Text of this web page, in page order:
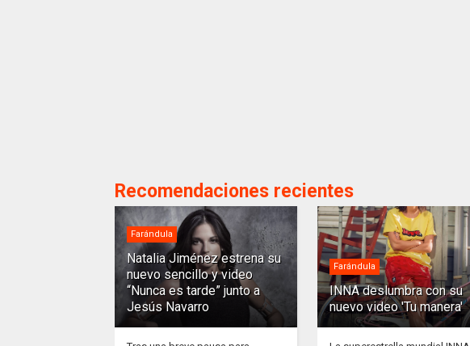
Recomendaciones recientes
Farándula
Natalia Jiménez estrena su
nuevo sencillo y video
“Nunca es tarde” junto a
Jesús Navarro
Farándula
INNA deslumbra con su
nuevo video 'Tu manera'